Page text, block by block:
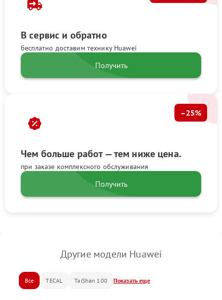
В сервис и обратно
бесплатно доставим технику Huawei
Получить
Чем больше работ — тем ниже цена.
при заказе комплексного обслуживания
–25%
Получить
Другие модели Huawei
Все TECAL TaiShan 100 Показать еще